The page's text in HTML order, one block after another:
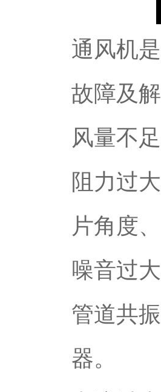
通风机
故障及
风量不
阻力过
片角度
噪音过
管道共
器。